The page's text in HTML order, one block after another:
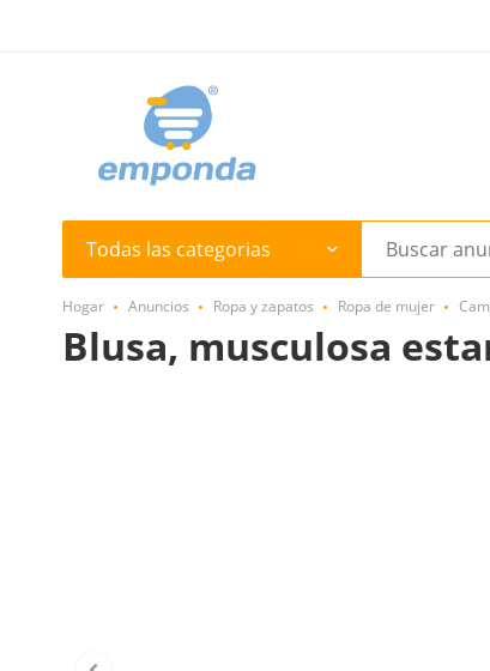
Todas las categorias
Hogar Anuncios Ropa y zapatos Ropa de mujer
Blusa, musculosa